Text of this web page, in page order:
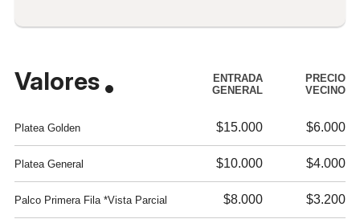
Valores
ENTRADA
GENERAL
PRECIO
VECINO
Platea Golden $15.000 $6.000
Platea General $10.000 $4.000
Palco Primera Fila *Vista Parcial $8.000 $3.200